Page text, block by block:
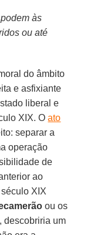
às
ou até
do âmbito
e asfixiante
liberal e
XIX. Oato
separar a
operação
de
ao
XIX
ou os
descobriria um